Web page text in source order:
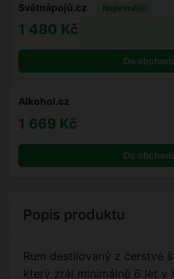
Světnápojů.cz Nejlevnější
1 480 Kč
Do
Alkohol.cz
1 669 Kč
Do
Popis produktu
Rum destilovaný z čerstvé
který zrál minimálně 6 let v